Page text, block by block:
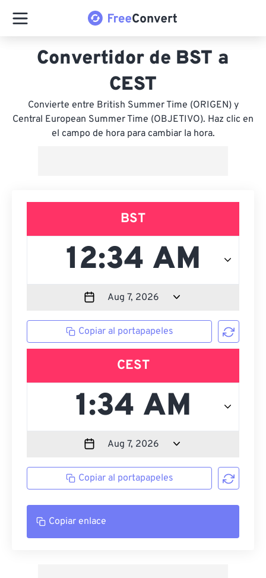
Convertidor de BST a
CEST
Convierte entre British Summer Time (ORIGEN) y
Central European Summer Time (OBJETIVO). Haz clic en
el campo de hora para cambiar la hora.
BST
Copiar al portapapeles
CEST
Copiar al portapapeles
Copiar enlace